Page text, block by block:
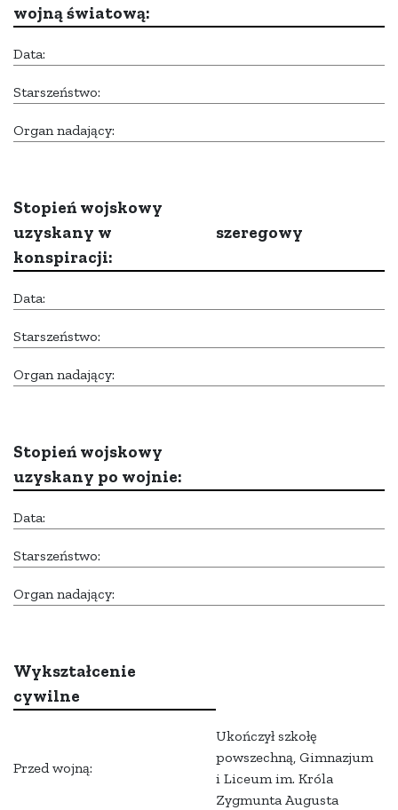
wojną światową:
Data:
Starszeństwo:
Organ nadający:
Stopień wojskowy
uzyskany w
konspiracji:
szeregowy
Data:
Starszeństwo:
Organ nadający:
Stopień wojskowy
uzyskany po wojnie:
Data:
Starszeństwo:
Organ nadający:
Wykształcenie
cywilne
Przed wojną:
Ukończył szkołę
powszechną, Gimnazjum
i Liceum im. Króla
Zygmunta Augusta